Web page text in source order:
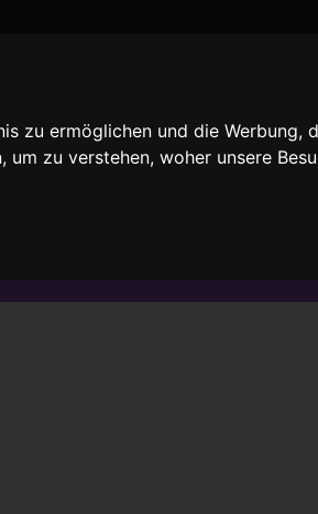
zu ermöglichen und die Werbung,
zu verstehen, woher unsere